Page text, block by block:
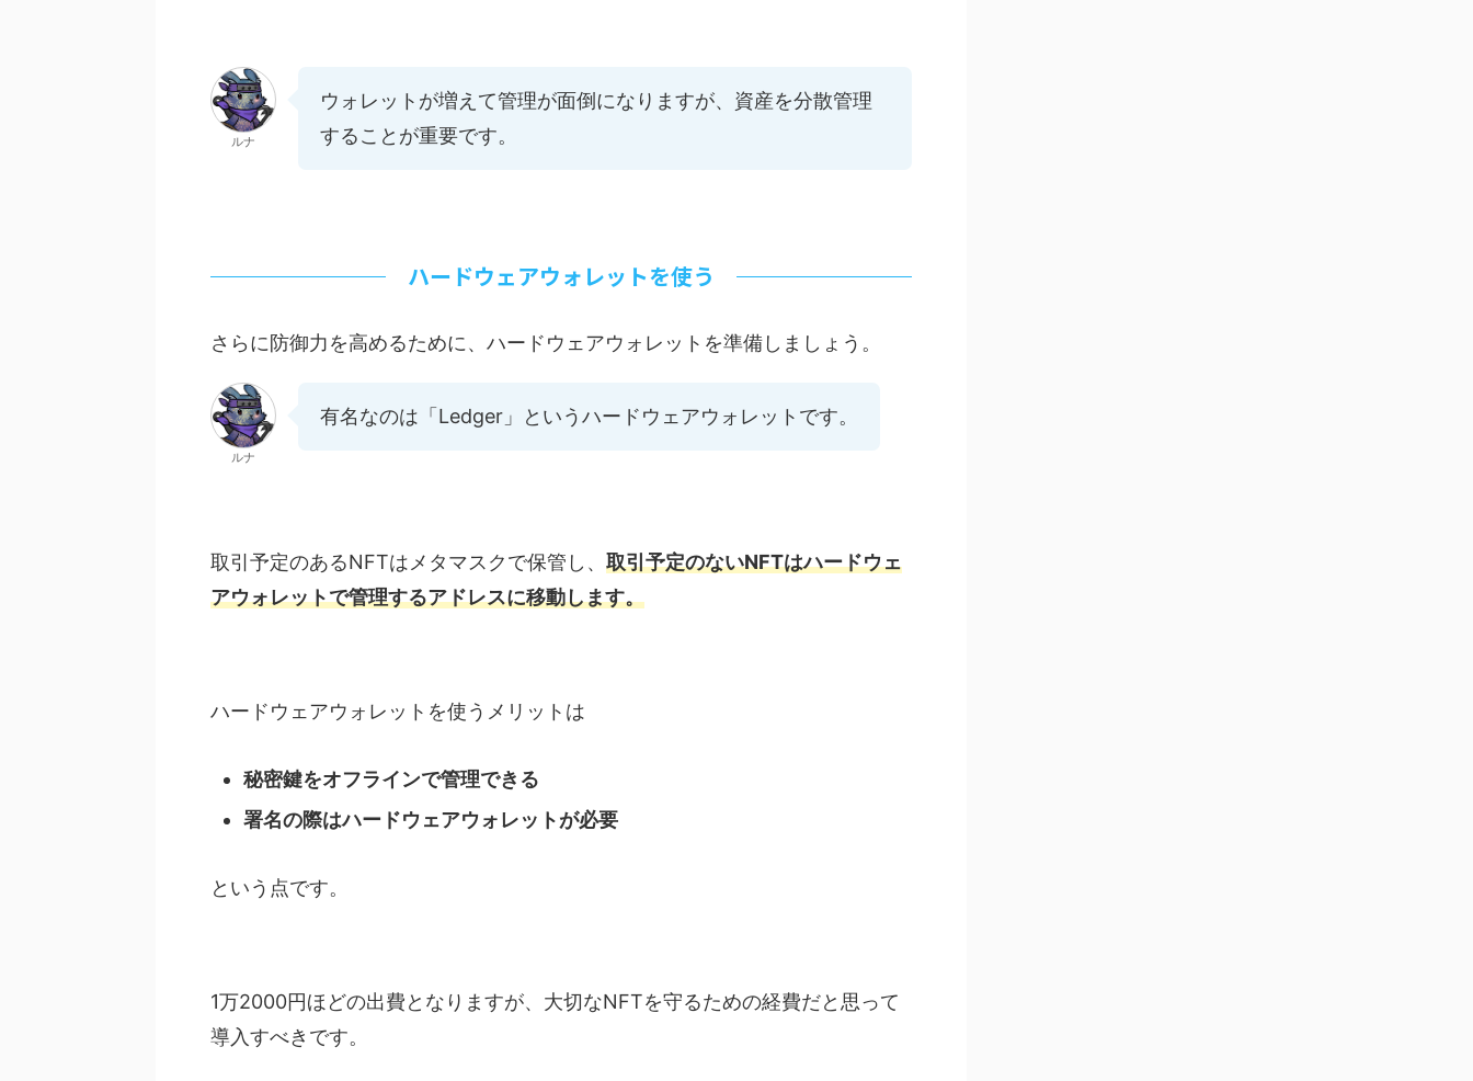
ルナ
ウォレットが増えて管理が面倒になりますが、資産を分散管理
することが重要です。
ハードウェアウォレットを使う
さらに防御力を高めるために、ハードウェアウォレットを準備しましょう。
ルナ
有名なのは「Ledger」というハードウェアウォレットです。
取引予定のあるNFTはメタマスクで保管し、 取引予定のないNFTはハードウェ
アウォレットで管理するアドレスに移動します。
ハードウェアウォレットを使うメリットは
秘密鍵をオフラインで管理できる
署名の際はハードウェアウォレットが必要
という点です。
1万2000円ほどの出費となりますが、大切なNFTを守るための経費だと思って
導入すべきです。